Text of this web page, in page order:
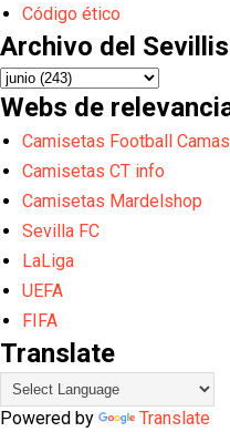
Código ético
Archivo del
Webs de
Camisetas Football Camas
Camisetas CT info
Camisetas Mardelshop
Sevilla FC
LaLiga
UEFA
FIFA
Translate
Powered by
Translate